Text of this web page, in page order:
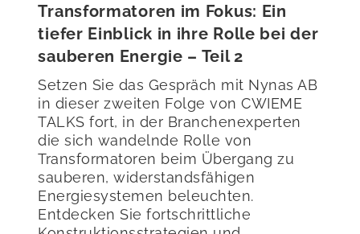
Transformatoren im Fokus: Ein
tiefer Einblick in ihre Rolle bei der
sauberen Energie – Teil 2
Setzen Sie das Gespräch mit Nynas AB
in dieser zweiten Folge von CWIEME
TALKS fort, in der Branchenexperten
die sich wandelnde Rolle von
Transformatoren beim Übergang zu
sauberen, widerstandsfähigen
Energiesystemen beleuchten.
Entdecken Sie fortschrittliche